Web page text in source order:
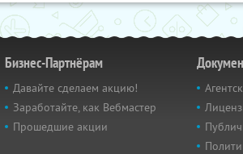
Бизнес-Партнёрам
Давайте сделаем акцию!
Заработайте, как Вебмастер
Прошедшие акции